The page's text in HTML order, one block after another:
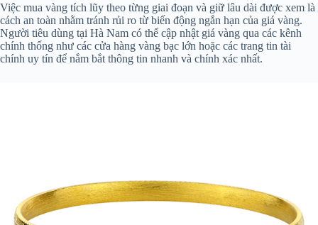
Việc mua vàng tích lũy theo từng giai đoạn và giữ lâu dài được xem là
cách an toàn nhằm tránh rủi ro từ biến động ngắn hạn của giá vàng.
Người tiêu dùng tại Hà Nam có thể cập nhật giá vàng qua các kênh
chính thống như các cửa hàng vàng bạc lớn hoặc các trang tin tài
chính uy tín để nắm bắt thông tin nhanh và chính xác nhất.